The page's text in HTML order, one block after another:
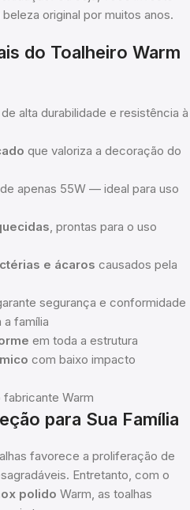
original por muitos anos.
do Toalheiro Warm
de alta durabilidade e resistência à
que valoriza a decoração do
de apenas 55W — ideal para uso
, prontas para o uso
e ácaros causados pela
segurança e conformidade
a família
em toda a estrutura
com baixo impacto
Warm
para Sua Família
favorece a proliferação de
Entretanto, com o
polido Warm, as toalhas